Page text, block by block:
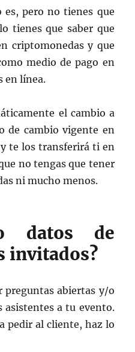
es, pero no tienes que
tienes que saber que
criptomonedas y que
medio de pago en
en línea.
el cambio a
de cambio vigente en
te los transferirá ti en
no tengas que tener
ni mucho menos.
datos de
invitados?
preguntas abiertas y/o
asistentes a tu evento.
pedir al cliente, haz lo